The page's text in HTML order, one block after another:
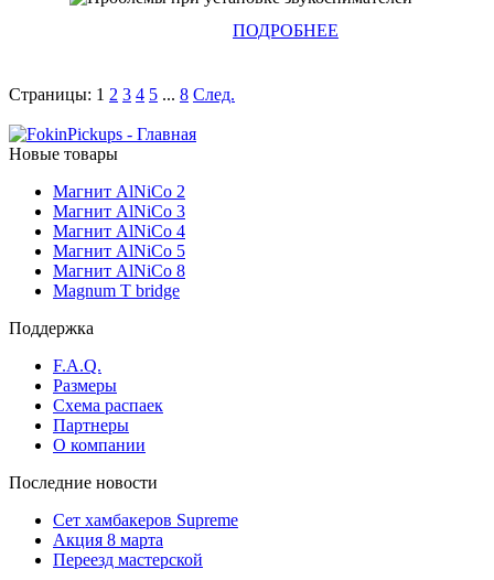
ПОДРОБНЕЕ
Страницы: 1 2 3 4 5 ... 8 След.
Новые товары
Магнит AlNiCo 2
Магнит AlNiCo 3
Магнит AlNiCo 4
Магнит AlNiCo 5
Магнит AlNiCo 8
Magnum T bridge
Поддержка
F.A.Q.
Размеры
Схема распаек
Партнеры
О компании
Последние новости
Сет хамбакеров Supreme
Акция 8 марта
Переезд мастерской